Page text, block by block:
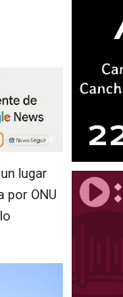
lugar
por ONU